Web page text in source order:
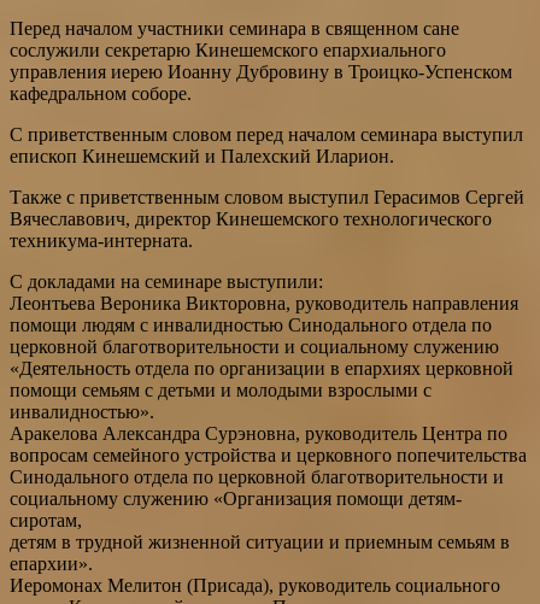
Перед началом участники семинара в священном сане
сослужили секретарю Кинешемского епархиального
управления иерею Иоанну Дубровину в Троицко-Успенском
кафедральном соборе.
С приветственным словом перед началом семинара выступил
епископ Кинешемский и Палехский Иларион.
Также с приветственным словом выступил Герасимов Сергей
Вячеславович, директор Кинешемского технологического
техникума-интерната.
С докладами на семинаре выступили:
Леонтьева Вероника Викторовна, руководитель направления
помощи людям с инвалидностью Синодального отдела по
церковной благотворительности и социальному служению
«Деятельность отдела по организации в епархиях церковной
помощи семьям с детьми и молодыми взрослыми с
инвалидностью».
Аракелова Александра Сурэновна, руководитель Центра по
вопросам семейного устройства и церковного попечительства
Синодального отдела по церковной благотворительности и
социальному служению «Организация помощи детям-
сиротам,
детям в трудной жизненной ситуации и приемным семьям в
епархии».
Иеромонах Мелитон (Присада), руководитель социального